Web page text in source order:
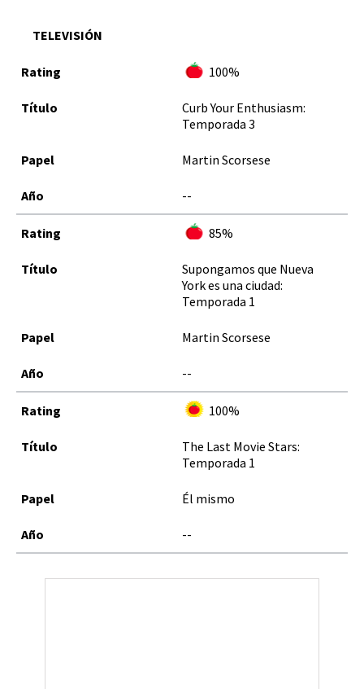
TELEVISIÓN
100%
Curb Your Enthusiasm:
Temporada 3
Martin Scorsese
--
85%
Supongamos que Nueva
York es una ciudad:
Temporada 1
Martin Scorsese
--
100%
The Last Movie Stars:
Temporada 1
Él mismo
--